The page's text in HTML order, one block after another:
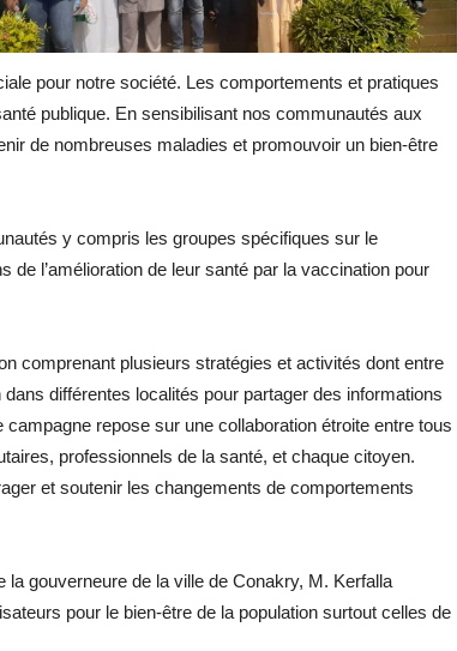
pour notre société. Les comportements et pratiques
publique. En sensibilisant nos communautés aux
de nombreuses maladies et promouvoir un bien-être
y compris les groupes spécifiques sur le
l’amélioration de leur santé par la vaccination pour
comprenant plusieurs stratégies et activités dont entre
différentes localités pour partager des informations
repose sur une collaboration étroite entre tous
professionnels de la santé, et chaque citoyen.
et soutenir les changements de comportements
gouverneure de la ville de Conakry, M. Kerfalla
pour le bien-être de la population surtout celles de